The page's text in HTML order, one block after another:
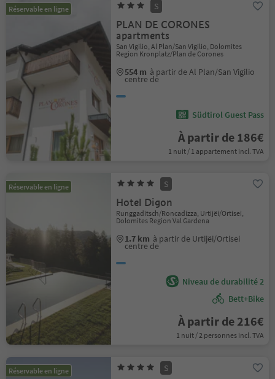
Réservable en ligne S
PLAN DE CORONES
apartments
San Vigilio, Al Plan/San Vigilio, Dolomites
Region Kronplatz/Plan de Corones
554 m à partir de Al Plan/San Vigilio
centre de
Südtirol Guest Pass
À partir de 186€
1 nuit / 1 appartement incl. TVA
Réservable en ligne S
Hotel Digon
Runggaditsch/Roncadizza, Urtijëi/Ortisei,
Dolomites Region Val Gardena
1.7 km à partir de Urtijëi/Ortisei
centre de
Niveau de durabilité 2
Bett+Bike
À partir de 216€
1 nuit / 2 personnes incl. TVA
Réservable en ligne S